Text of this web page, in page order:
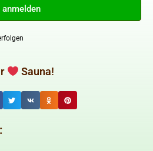
anmelden
Sauna!